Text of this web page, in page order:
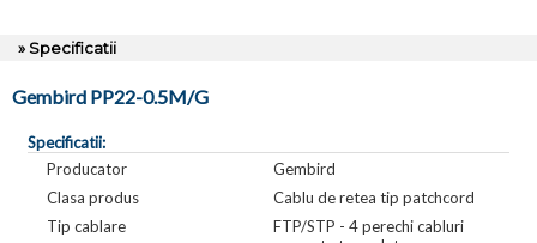
» Specificatii
Gembird PP22-0.5M/G
Specificatii:
Producator
Gembird
Clasa produs
Cablu de retea tip patchcord
Tip cablare
FTP/STP - 4 perechi cabluri